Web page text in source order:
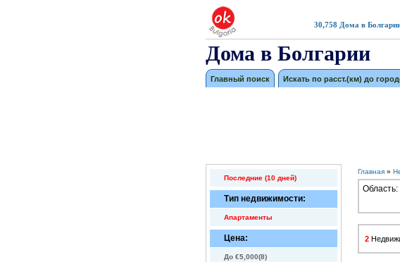
30,758 Дома в
Дома в Болгарии
Главный поиск Искать по расст.(км) до
Последние (10 дней)
Тип недвижимости:
Апартаменты
Цена:
До €5,000(8)
Главная »
Область:
2